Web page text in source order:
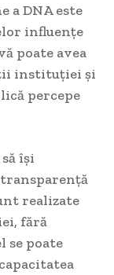
a DNA este
influențe
poate avea
instituției și
percepe
își
realizate
fără
se poate